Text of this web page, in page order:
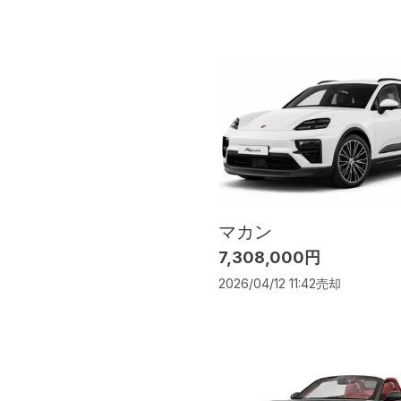
マカン
7,308,000円
2026/04/12 11:42売却